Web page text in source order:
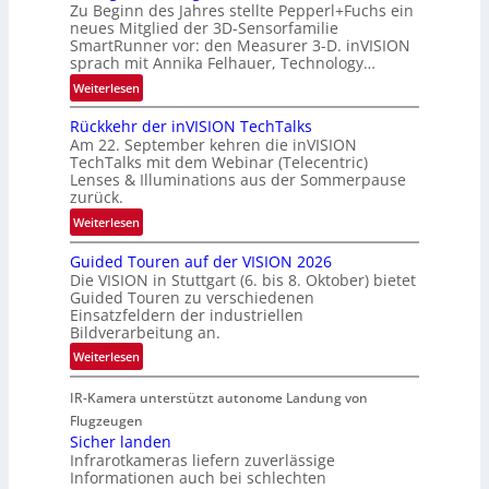
n
d
R
a
u
m
f
a
h
r
t
t
e
c
h
n
i
k
n
n
e
r
s
c
h
a
f
t
i
s
c
h
e
n
4
K
-
M
e
m
Zu Beginn des Jahres stellte Pepperl+Fuchs ein
neues Mitglied der 3D-Sensorfamilie
SmartRunner vor: den Measurer 3-D. inVISION
sprach mit Annika Felhauer, Technology…
Weiterlesen:
U
n
b
e
g
r
e
z
t
e
M
ö
g
l
i
c
h
k
Rückkehr der inVISION TechTalks
Am 22. September kehren die inVISION
TechTalks mit dem Webinar (Telecentric)
Lenses & Illuminations aus der Sommerpause
zurück.
Weiterlesen:
R
ü
c
k
k
e
h
d
e
r
i
Guided Touren auf der VISION 2026
Die VISION in Stuttgart (6. bis 8. Oktober) bietet
Guided Touren zu verschiedenen
Einsatzfeldern der industriellen
Bildverarbeitung an.
Weiterlesen:
G
u
i
d
e
d
IR-Kamera unterstützt autonome Landung von
Flugzeugen
Sicher landen
Infrarotkameras liefern zuverlässige
Informationen auch bei schlechten